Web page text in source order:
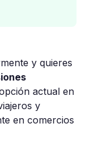
y quieres
actual en
y
en comercios